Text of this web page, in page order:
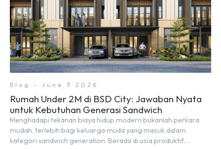
Blog - June 3 2026
Rumah Under 2M di BSD City: Jawaban Nyata
untuk Kebutuhan Generasi Sandwich
Menghadapi tekanan biaya hidup modern bukanlah perkara
mudah, terlebih bagi keluarga muda yang masuk dalam
kategori sandwich generation. Berada di usia produktif,